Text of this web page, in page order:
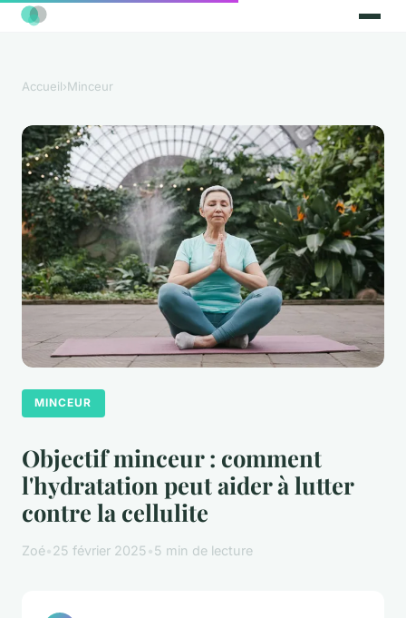
Accueil›Minceur
MINCEUR
Objectif minceur : comment
l'hydratation peut aider à lutter
contre la cellulite
Zoé•25 février 2025•5 min de lecture